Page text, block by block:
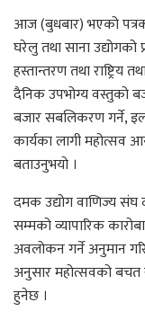
आज (बुधबार) भएको
घरेलु तथा साना उद्योगको
हस्तान्तरण तथा राष्ट्रिय
दैनिक उपभोग्य वस्तुको
बजार सबलिकरण गर्ने,
कार्यका लागी महोत्सव
बताउनुभयो ।
दमक उद्योग वाणिज्य
सम्मको व्यापारिक
अवलोकन गर्ने अनुमान
अनुसार महोत्सवको बचत
हुनेछ ।